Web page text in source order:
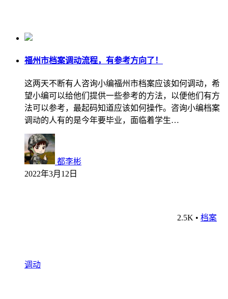
福州市档案调动流程，有参考方向了！
这两天不断有人咨询小编福州市档案应该如何调动，希
望小编可以给他们提供一些参考的方法，以便他们有方
法可以参考，最起码知道应该如何操作。咨询小编档案
调动的人有的是今年要毕业，面临着学生…
都李彬
2022年3月12日
2.5K • 档案
调动